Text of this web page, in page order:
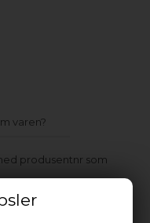
varen?
produsentnr som